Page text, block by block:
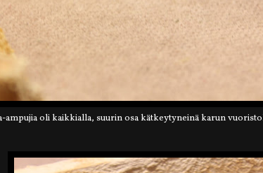
ampujia oli kaikkialla, suurin osa kätkeytyneinä karun